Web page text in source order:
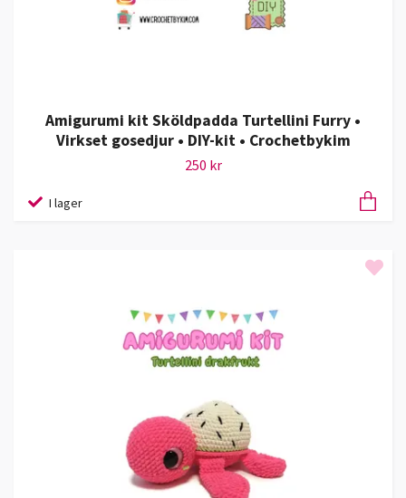
Amigurumi kit Sköldpadda Turtellini Furry •
Virkset gosedjur • DIY-kit • Crochetbykim
250 kr
I lager